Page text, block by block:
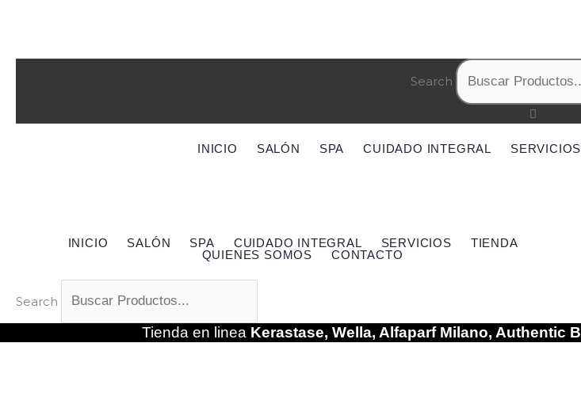
Search
INICIO SALÓN SPA CUIDADO INTEGRAL SERVICIOS
INICIO SALÓN SPA CUIDADO INTEGRAL SERVICIOS
TIENDA
QUIENES SOMOS
CONTACTO
Search
Tienda en linea Kerastase, Wella, Alfaparf Milano, Authentic